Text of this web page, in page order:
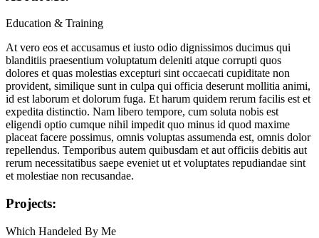
Education & Training
At vero eos et accusamus et iusto odio dignissimos ducimus qui
blanditiis praesentium voluptatum deleniti atque corrupti quos
dolores et quas molestias excepturi sint occaecati cupiditate non
provident, similique sunt in culpa qui officia deserunt mollitia animi,
id est laborum et dolorum fuga. Et harum quidem rerum facilis est et
expedita distinctio. Nam libero tempore, cum soluta nobis est
eligendi optio cumque nihil impedit quo minus id quod maxime
placeat facere possimus, omnis voluptas assumenda est, omnis dolor
repellendus. Temporibus autem quibusdam et aut officiis debitis aut
rerum necessitatibus saepe eveniet ut et voluptates repudiandae sint
et molestiae non recusandae.
Projects:
Which Handeled By Me